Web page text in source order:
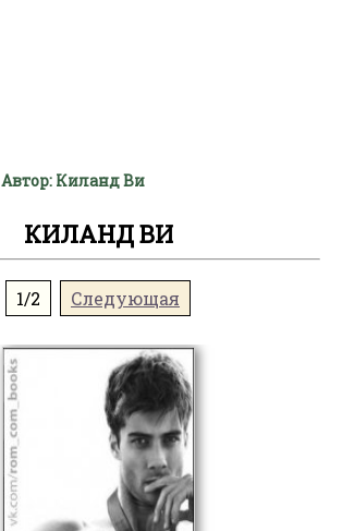
Автор: Киланд Ви
КИЛАНД ВИ
1/2 Следующая